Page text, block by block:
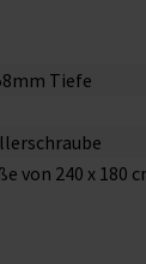
Tiefe
von 240 x 180